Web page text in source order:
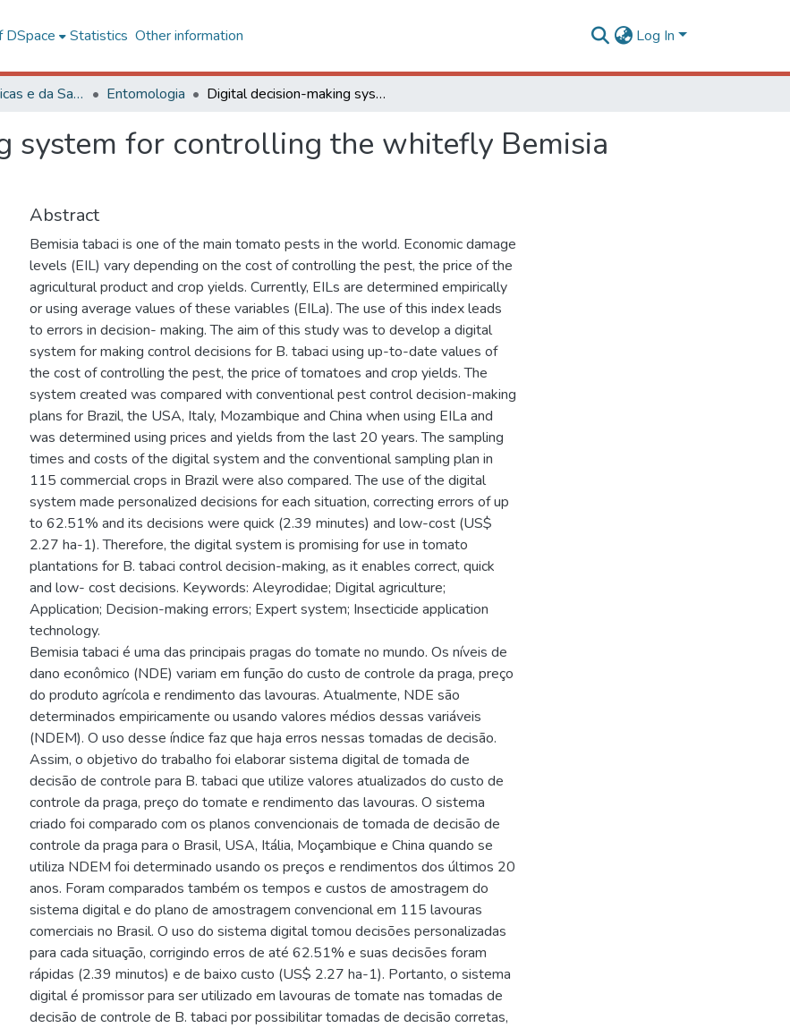
DSpace Statistics Other information Log In
Ciências Biológicas e da Saúde Entomologia Digital decision-making system for controlling the whitefly Bemisia tabaci in tomato crops
system for controlling the whitefly Bemisia
Abstract
Bemisia tabaci is one of the main tomato pests in the world. Economic damage
levels (EIL) vary depending on the cost of controlling the pest, the price of the
agricultural product and crop yields. Currently, EILs are determined empirically
or using average values of these variables (EILa). The use of this index leads
to errors in decision- making. The aim of this study was to develop a digital
system for making control decisions for B. tabaci using up-to-date values of
the cost of controlling the pest, the price of tomatoes and crop yields. The
system created was compared with conventional pest control decision-making
plans for Brazil, the USA, Italy, Mozambique and China when using EILa and
was determined using prices and yields from the last 20 years. The sampling
times and costs of the digital system and the conventional sampling plan in
115 commercial crops in Brazil were also compared. The use of the digital
system made personalized decisions for each situation, correcting errors of up
to 62.51% and its decisions were quick (2.39 minutes) and low-cost (US$
2.27 ha-1). Therefore, the digital system is promising for use in tomato
plantations for B. tabaci control decision-making, as it enables correct, quick
and low- cost decisions. Keywords: Aleyrodidae; Digital agriculture;
Application; Decision-making errors; Expert system; Insecticide application
technology.
Bemisia tabaci é uma das principais pragas do tomate no mundo. Os níveis de
dano econômico (NDE) variam em função do custo de controle da praga, preço
do produto agrícola e rendimento das lavouras. Atualmente, NDE são
determinados empiricamente ou usando valores médios dessas variáveis
(NDEM). O uso desse índice faz que haja erros nessas tomadas de decisão.
Assim, o objetivo do trabalho foi elaborar sistema digital de tomada de
decisão de controle para B. tabaci que utilize valores atualizados do custo de
controle da praga, preço do tomate e rendimento das lavouras. O sistema
criado foi comparado com os planos convencionais de tomada de decisão de
controle da praga para o Brasil, USA, Itália, Moçambique e China quando se
utiliza NDEM foi determinado usando os preços e rendimentos dos últimos 20
anos. Foram comparados também os tempos e custos de amostragem do
sistema digital e do plano de amostragem convencional em 115 lavouras
comerciais no Brasil. O uso do sistema digital tomou decisões personalizadas
para cada situação, corrigindo erros de até 62.51% e suas decisões foram
rápidas (2.39 minutos) e de baixo custo (US$ 2.27 ha-1). Portanto, o sistema
digital é promissor para ser utilizado em lavouras de tomate nas tomadas de
decisão de controle de B. tabaci por possibilitar tomadas de decisão corretas,